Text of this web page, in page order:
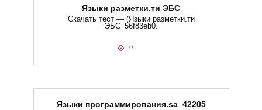
Языки разметки.ти​ ЭБС
Скачать тест — (Языки разметки.ти​
ЭБС_56f83eb0.
0
Языки программирования.sa_42205